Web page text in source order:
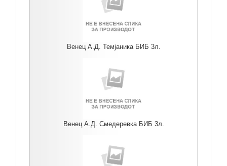
Венец А.Д. Темјаника БИБ 3л.
Венец А.Д. Смедеревка БИБ 3л.